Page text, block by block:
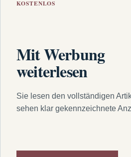
KOSTENLOS
Mit Werbung
weiterlesen
Sie lesen den vollständigen
sehen klar gekennzeichnete